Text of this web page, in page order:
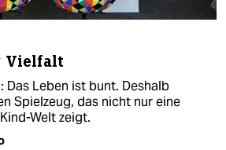
Vielfalt
Das Leben ist bunt. Deshalb
Spielzeug, das nicht nur eine
Welt zeigt.